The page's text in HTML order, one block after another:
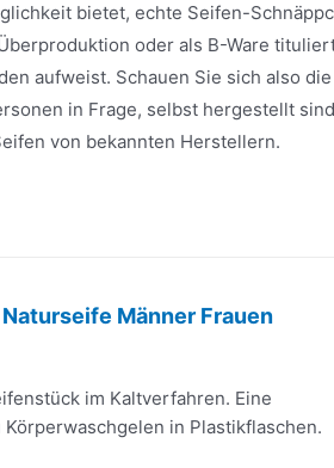
bietet, echte Seifen-
oder als B-Ware
aufweist. Schauen Sie sich also die
in Frage, selbst hergestellt
von bekannten Herstellern.
Männer Frauen
im Kaltverfahren. Eine
in Plastikflaschen.